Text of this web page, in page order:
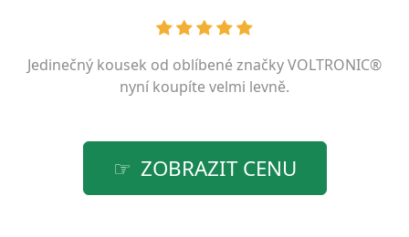
Jedinečný kousek od oblíbené značkyVOLTRONIC®
nyní koupíte velmi levně.
ZOBRAZIT CENU